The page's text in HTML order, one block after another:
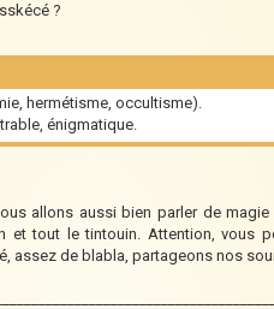
?
hermétisme, occultisme).
énigmatique.
allons aussi bien parler de
et tout le tintouin. Attention, vous
assez de blabla, partageons nos